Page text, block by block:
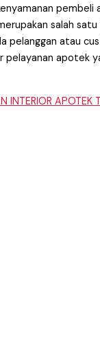
pembeli
salah
pelanggan atau
pelayanan apotek
INTERIOR APOTEK